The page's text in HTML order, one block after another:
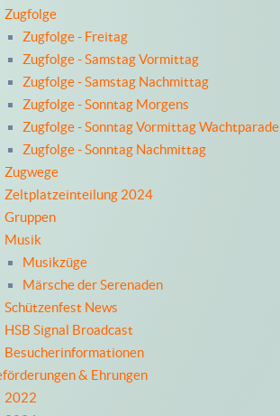
Zugfolge
Zugfolge - Freitag
Zugfolge - Samstag Vormittag
Zugfolge - Samstag Nachmittag
Zugfolge - Sonntag Morgens
Zugfolge - Sonntag Vormittag Wachtparade
Zugfolge - Sonntag Nachmittag
Zugwege
Zeltplatzeinteilung 2024
Gruppen
Musik
Musikzüge
Märsche der Serenaden
Schützenfest News
HSB Signal Broadcast
Besucherinformationen
& Ehrungen
2022